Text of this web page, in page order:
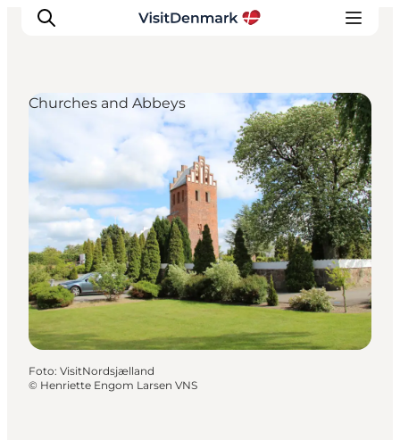
Ispirazioni
Dove andare
Cosa fare
Dove dormire
Pianifica il viaggio
Churches and Abbeys
Foto: VisitNordsjælland
© Henriette Engom Larsen VNS